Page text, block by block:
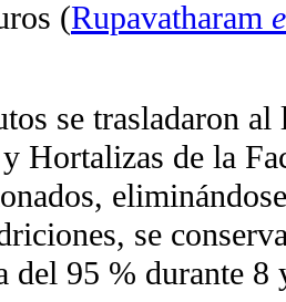
(Rupavatharam
se trasladaron al
Hortalizas de la
se
del 95 % durante 8